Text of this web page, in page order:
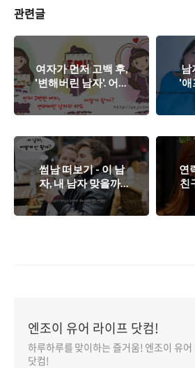
관련글
여자가 먼저 고백 후,
'변해버린 남자'. 어떻
게 해야할까?
남
'애
썸남 떠보기 - 이 남
자, 내 남자 맞을까?
썸남의 마음을 확인
하고 내꺼 만들기.
연
친
엔조이 유어 라이프 닷컴!
하루하루를 맞이하는 즐거움! 엔조이 유어
닷컴!